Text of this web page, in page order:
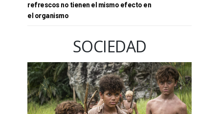
refrescos no tienen el mismo efecto en
el organismo
SOCIEDAD